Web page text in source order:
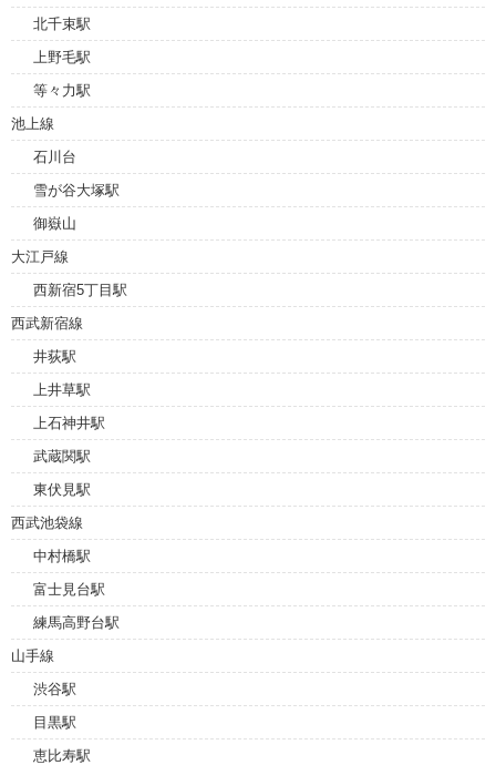
北千束駅
上野毛駅
等々力駅
池上線
石川台
雪が谷大塚駅
御嶽山
大江戸線
西新宿5丁目駅
西武新宿線
井荻駅
上井草駅
上石神井駅
武蔵関駅
東伏見駅
西武池袋線
中村橋駅
富士見台駅
練馬高野台駅
山手線
渋谷駅
目黒駅
恵比寿駅